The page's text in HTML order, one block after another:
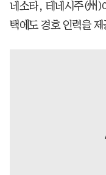
네소타, 테네시주(州)
택에도 경호 인력을